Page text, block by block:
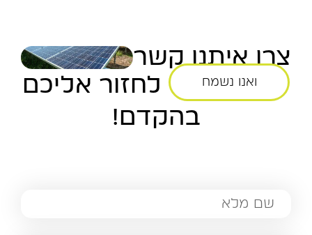
צרו איתנו קשר
ואנו נשמח
לחזור אליכם
בהקדם!